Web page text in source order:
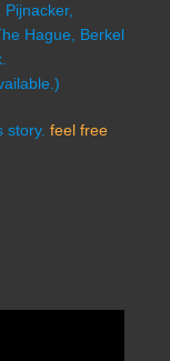
Hague, Berkel
story. feel free